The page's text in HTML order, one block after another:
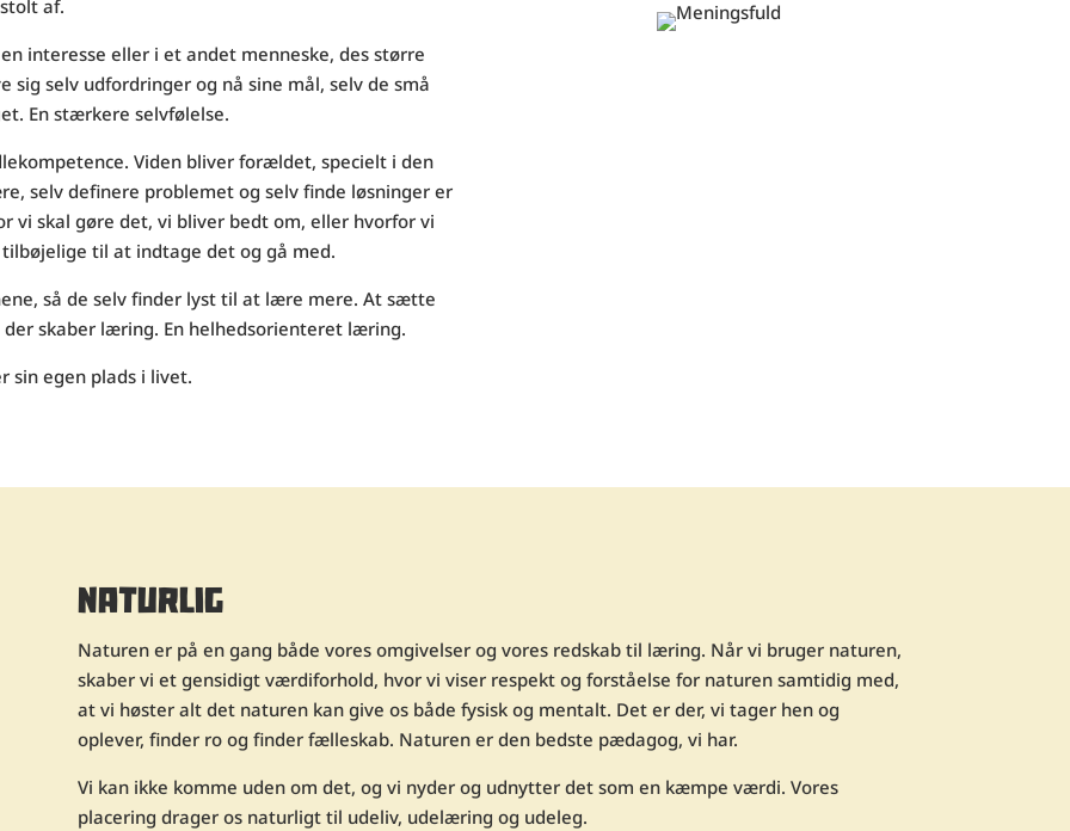
af.
interesse eller i et andet menneske, des større
selv udfordringer og nå sine mål, selv de små
En stærkere selvfølelse.
Viden bliver forældet, specielt i den
selv definere problemet og selv finde løsninger er
vi skal gøre det, vi bliver bedt om, eller hvorfor vi
til at indtage det og gå med.
så de selv finder lyst til at lære mere. At sætte
skaber læring. En helhedsorienteret læring.
sin egen plads i livet.
NATURLIG
Naturen er på en gang både vores omgivelser og vores redskab til læring. Når vi bruger naturen,
skaber vi et gensidigt værdiforhold, hvor vi viser respekt og forståelse for naturen samtidig med,
at vi høster alt det naturen kan give os både fysisk og mentalt. Det er der, vi tager hen og
oplever, finder ro og finder fælleskab. Naturen er den bedste pædagog, vi har.
Vi kan ikke komme uden om det, og vi nyder og udnytter det som en kæmpe værdi. Vores
placering drager os naturligt til udeliv, udelæring og udeleg.